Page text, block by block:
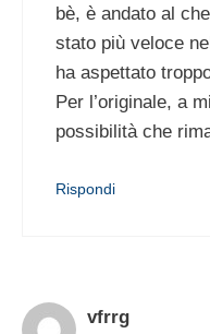
bè, è andato al
stato più veloce
ha aspettato
Per l’originale, a
possibilità che
Rispondi
vfrrg